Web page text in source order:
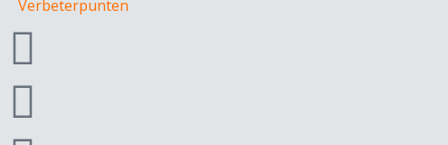
Verbeterpunten
F
a
I